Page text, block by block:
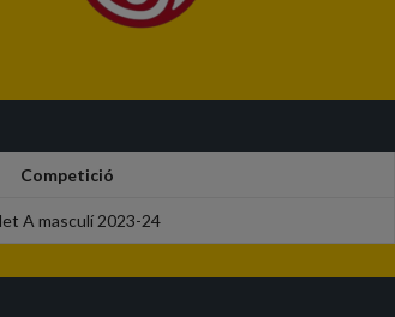
Competició
A masculí 2023-24